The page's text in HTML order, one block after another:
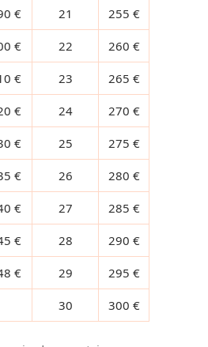
€ 21 255 €
€ 22 260 €
€ 23 265 €
€ 24 270 €
€ 25 275 €
€ 26 280 €
€ 27 285 €
€ 28 290 €
€ 29 295 €
30 300 €